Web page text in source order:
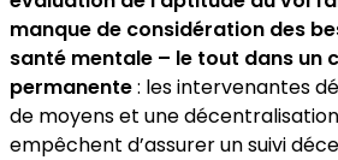
manque de considération des
santé mentale – le tout dans un
permanente: les intervenantes
de moyens et une
empêchent d’assurer un suivi